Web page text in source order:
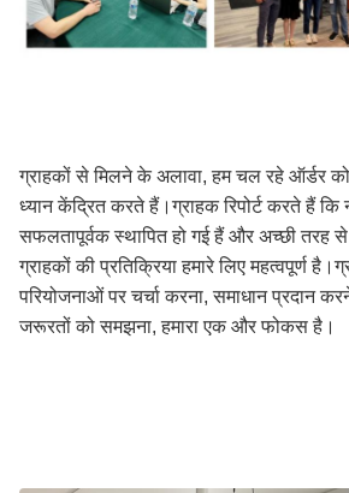
ग्राहकों से मिलने के अलावा, हम चल रहे ऑर्डर
ध्यान केंद्रित करते हैं।ग्राहक रिपोर्ट करते हैं कि
सफलतापूर्वक स्थापित हो गई हैं और अच्छी तरह
ग्राहकों की प्रतिक्रिया हमारे लिए महत्वपूर्ण
परियोजनाओं पर चर्चा करना, समाधान प्रदान
जरूरतों को समझना, हमारा एक और फोकस है।